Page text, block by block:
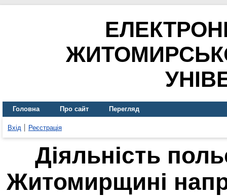
Головна Про сайт Перегляд
Вхід Реєстрація
Діяльність
Житомирщині